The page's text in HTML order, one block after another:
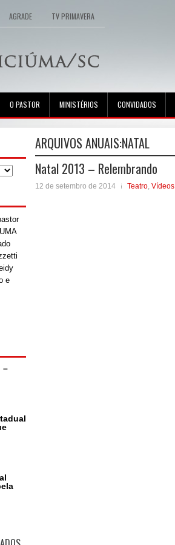
AGRADE TV PRIMAVERA
O PASTOR MINISTÉRIOS CONVIDADOS
ARQUIVOS ANUAIS:NATAL
Natal 2013 – Relembrando
12 de setembro de 2014 Teatro, Vídeos
e
–